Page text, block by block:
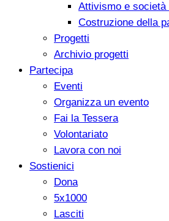
Attivismo e società
Costruzione della
Progetti
Archivio progetti
Partecipa
Eventi
Organizza un evento
Fai la Tessera
Volontariato
Lavora con noi
Sostienici
Dona
5x1000
Lasciti